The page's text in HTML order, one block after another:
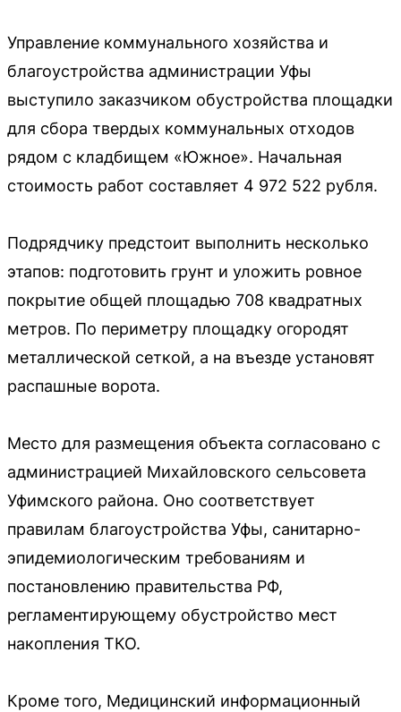
Управление коммунального хозяйства и
благоустройства администрации Уфы
выступило заказчиком обустройства площадки
для сбора твердых коммунальных отходов
рядом с кладбищем «Южное». Начальная
стоимость работ составляет 4 972 522 рубля.
Подрядчику предстоит выполнить несколько
этапов: подготовить грунт и уложить ровное
покрытие общей площадью 708 квадратных
метров. По периметру площадку огородят
металлической сеткой, а на въезде установят
распашные ворота.
Место для размещения объекта согласовано с
администрацией Михайловского сельсовета
Уфимского района. Оно соответствует
правилам благоустройства Уфы, санитарно-
эпидемиологическим требованиям и
постановлению правительства РФ,
регламентирующему обустройство мест
накопления ТКО.
Кроме того, Медицинский информационный